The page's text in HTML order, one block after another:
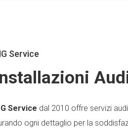
Service
Service dal 2010 offre servizi
ogni dettaglio per la